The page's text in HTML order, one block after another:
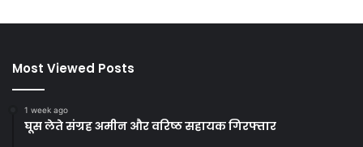
Most Viewed Posts
1 week ago
घूस लेते संग्रह अमीन और वरिष्ठ सहायक गिरफ्तार